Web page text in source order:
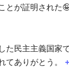
とが証明された
た民主主義国家で
てありがとう。